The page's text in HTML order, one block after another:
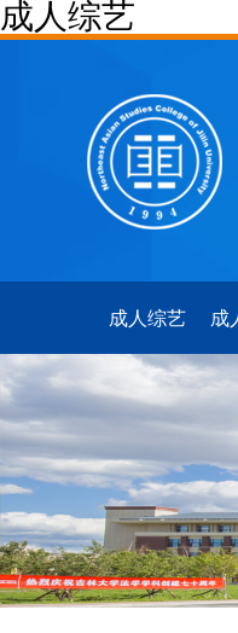
成人综艺
成人综艺 成